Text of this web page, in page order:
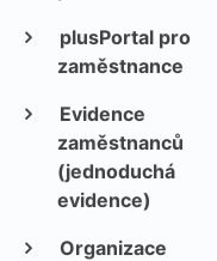
plusPortal pro
zaměstnance
Evidence
zaměstnanců
(jednoduchá
evidence)
Organizace